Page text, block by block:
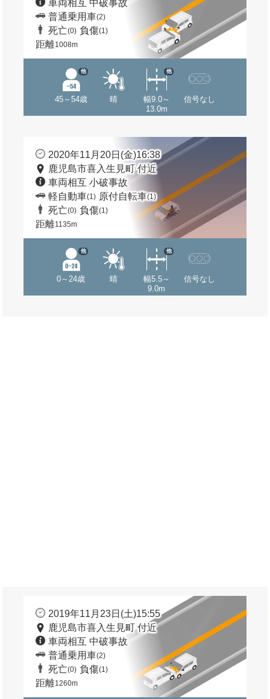
車両相互 中破事故
普通乗用車(2)
死亡(0) 負傷(1)
距離1008m
45～54歳
他
晴
幅9.0～
13.0m
他
信号なし
2020年11月20日(金)16:38
鹿児島市喜入生見町 付近
車両相互 小破事故
軽自動車(1) 原付自転車(1)
死亡(0) 負傷(1)
距離1135m
0～24歳
他
晴
幅5.5～
9.0m
他
信号なし
2019年11月23日(土)15:55
鹿児島市喜入生見町 付近
車両相互 中破事故
普通乗用車(2)
死亡(0) 負傷(1)
距離1260m